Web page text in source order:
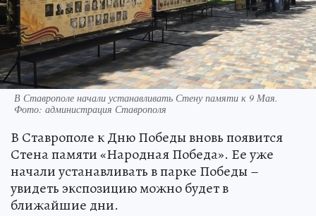
В Ставрополе начали устанавливать Стену памяти к 9 Мая.
Фото: администрация Ставрополя
В Ставрополе к Дню Победы вновь появится
Стена памяти «Народная Победа». Ее уже
начали устанавливать в парке Победы –
увидеть экспозицию можно будет в
ближайшие дни.